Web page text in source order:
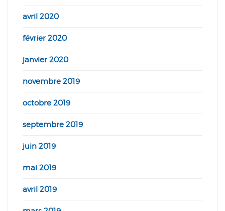
avril 2020
février 2020
janvier 2020
novembre 2019
octobre 2019
septembre 2019
juin 2019
mai 2019
avril 2019